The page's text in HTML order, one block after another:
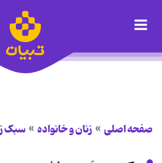
صفحه اصلی زنان و خانواده سبک